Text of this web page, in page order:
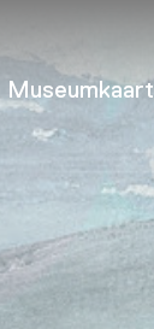
Museumkaart